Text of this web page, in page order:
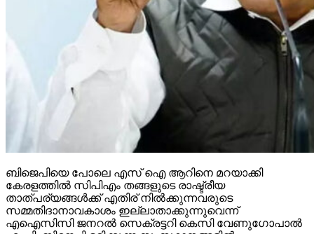
ബിജെപിയെ പോലെ എസ് ഐ ആറിനെ മറയാക്കി
കേരളത്തില്‍ സിപിഎം തങ്ങളുടെ രാഷ്ട്രീയ
താത്പര്യങ്ങള്‍ക്ക് എതിര് നില്‍ക്കുന്നവരുടെ
സമ്മതിദാനാവകാശം ഇല്ലാതാക്കുന്നുവെന്ന്
എഐസിസി ജനറല്‍ സെക്രട്ടറി കെസി വേണുഗോപാല്‍